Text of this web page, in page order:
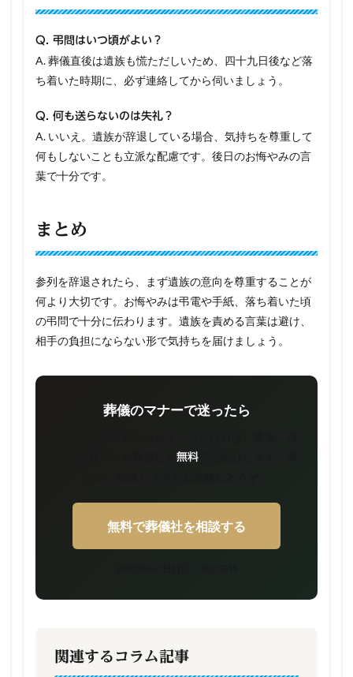
Q. 弔問はいつ頃がよい？
A. 葬儀直後は遺族も慌ただしいため、四十九日後など落
ち着いた時期に、必ず連絡してから伺いましょう。
Q. 何も送らないのは失礼？
A. いいえ。遺族が辞退している場合、気持ちを尊重して
何もしないことも立派な配慮です。後日のお悔やみの言
葉で十分です。
まとめ
参列を辞退されたら、まず遺族の意向を尊重することが
何より大切です。お悔やみは弔電や手紙、落ち着いた頃
の弔問で十分に伝わります。遺族を責める言葉は避け、
相手の負担にならない形で気持ちを届けましょう。
葬儀のマナーで迷ったら
無料
無料で葬儀社を相談する
関連するコラム記事